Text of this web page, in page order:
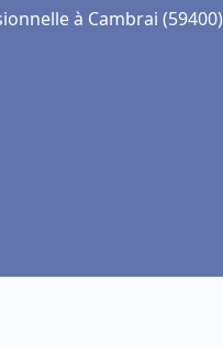
à Cambrai (59400)